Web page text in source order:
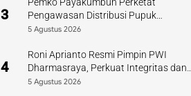
3
Pemko Payakumbuh Perketat
Pengawasan Distribusi Pupuk
Bersubsidi bagi Petani Lokal
5 Agustus 2026
4
Roni Aprianto Resmi Pimpin PWI
Dharmasraya, Perkuat Integritas dan
Kompetensi Jurnalis
5 Agustus 2026